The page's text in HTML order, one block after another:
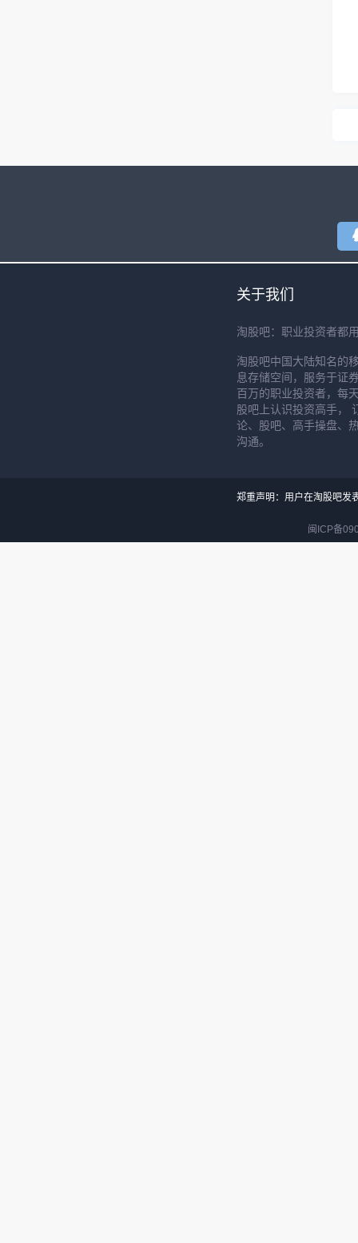
关于我们
淘股吧：职业投资者都
淘股吧中国大陆知名的
息存储空间，服务于证
百万的职业投资者，每
股吧上认识投资高手，
论、股吧、高手操盘、
沟通。
郑重声明：用户在淘股吧发
闽ICP备